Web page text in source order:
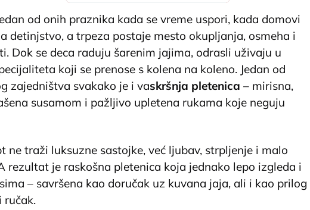
od onih praznika kada se vreme uspori, kada domovi
detinjstvo, a trpeza postaje mesto okupljanja, osmeha i
Dok se deca raduju šarenim jajima, odrasli uživaju u
koji se prenose s kolena na koleno. Jedan od
zajedništva svakako je i vaskršnja pletenica – mirisna,
susamom i pažljivo upletena rukama koje neguju
ne traži luksuzne sastojke, već ljubav, strpljenje i malo
rezultat je raskošna pletenica koja jednako lepo izgleda i
– savršena kao doručak uz kuvana jaja, ali i kao prilog
ručak.
22 C
Priština